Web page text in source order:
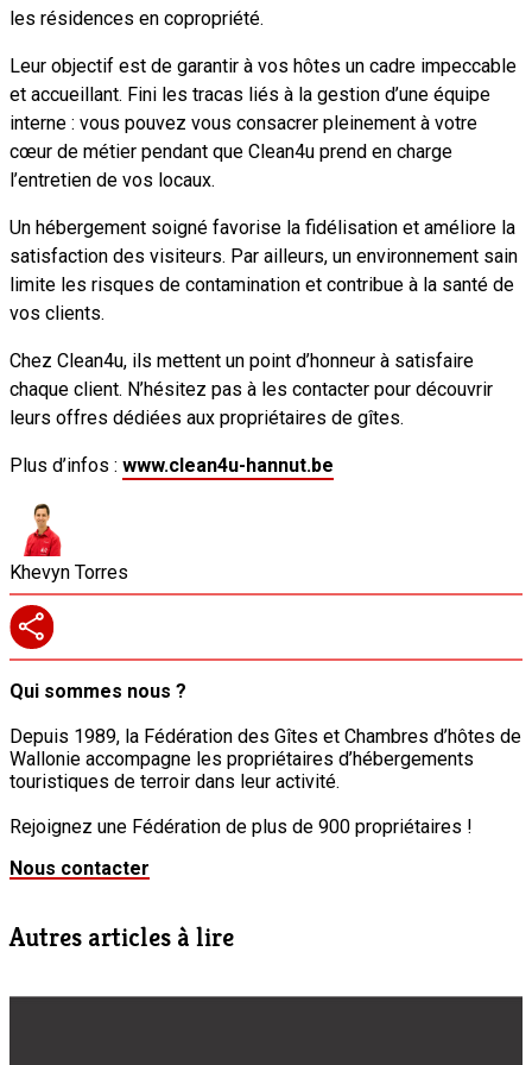
les résidences en copropriété.
Leur objectif est de garantir à vos hôtes un cadre impeccable
et accueillant. Fini les tracas liés à la gestion d’une équipe
interne : vous pouvez vous consacrer pleinement à votre
cœur de métier pendant que Clean4u prend en charge
l’entretien de vos locaux.
Un hébergement soigné favorise la fidélisation et améliore la
satisfaction des visiteurs. Par ailleurs, un environnement sain
limite les risques de contamination et contribue à la santé de
vos clients.
Chez Clean4u, ils mettent un point d’honneur à satisfaire
chaque client. N’hésitez pas à les contacter pour découvrir
leurs offres dédiées aux propriétaires de gîtes.
Plus d’infos : www.clean4u-hannut.be
Khevyn Torres
Qui sommes nous ?
Depuis 1989, la Fédération des Gîtes et Chambres d’hôtes de
Wallonie accompagne les propriétaires d’hébergements
touristiques de terroir dans leur activité.
Rejoignez une Fédération de plus de 900 propriétaires !
Nous contacter
Autres articles à lire